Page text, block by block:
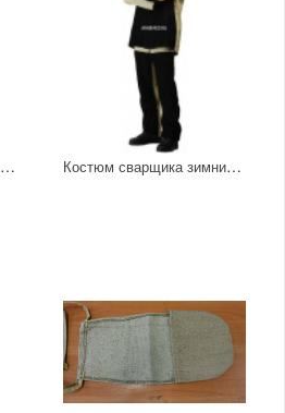
Костюм сварщика цельноспилковый Костюм сварщика зимний комбинированный